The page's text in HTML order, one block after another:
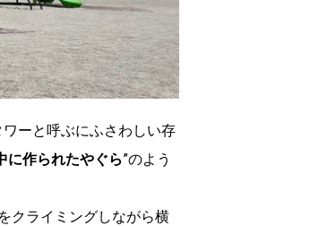
【札幌のお気に入りを見つけたい】
【道北のお気に入りを見つけたい】
ーと呼ぶにふさわしい存
に作られたやぐら”のよう
クライミングしながら横